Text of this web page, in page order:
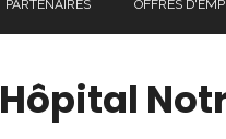
PARTENAIRES OFFRES
Hôpital